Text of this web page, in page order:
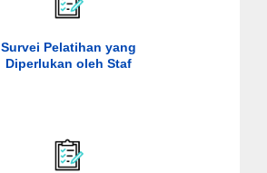
Survei Pelatihan yang
Diperlukan oleh Staf